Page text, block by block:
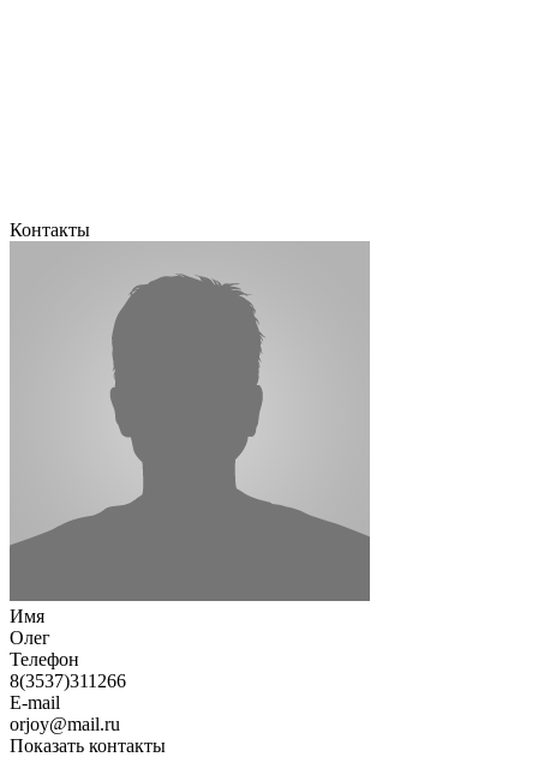
Контакты
Имя
Олег
Телефон
8(3537)311266
E-mail
orjoy@mail.ru
Показать контакты